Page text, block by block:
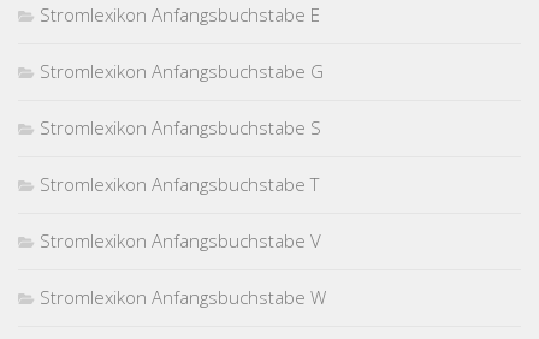
Stromlexikon Anfangsbuchstabe E
Stromlexikon Anfangsbuchstabe G
Stromlexikon Anfangsbuchstabe S
Stromlexikon Anfangsbuchstabe T
Stromlexikon Anfangsbuchstabe V
Stromlexikon Anfangsbuchstabe W